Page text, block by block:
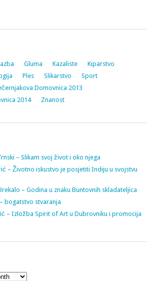
Gluma Kazaliste
Kiparstvo
Ples Slikarstvo
Sport
Domovnica 2013
2014
Znanost
– Slikam svoj život i oko njega
– Životno iskustvo je posjetiti Indiju u svojstvu
– Godina u znaku Buntovnih skladateljica
bogatstvo stvaranja
– Izložba Spirit of Art u Dubrovniku i promocija